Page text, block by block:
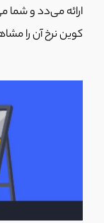
ارائه می‌دد و شما
کوین نرخ آن را